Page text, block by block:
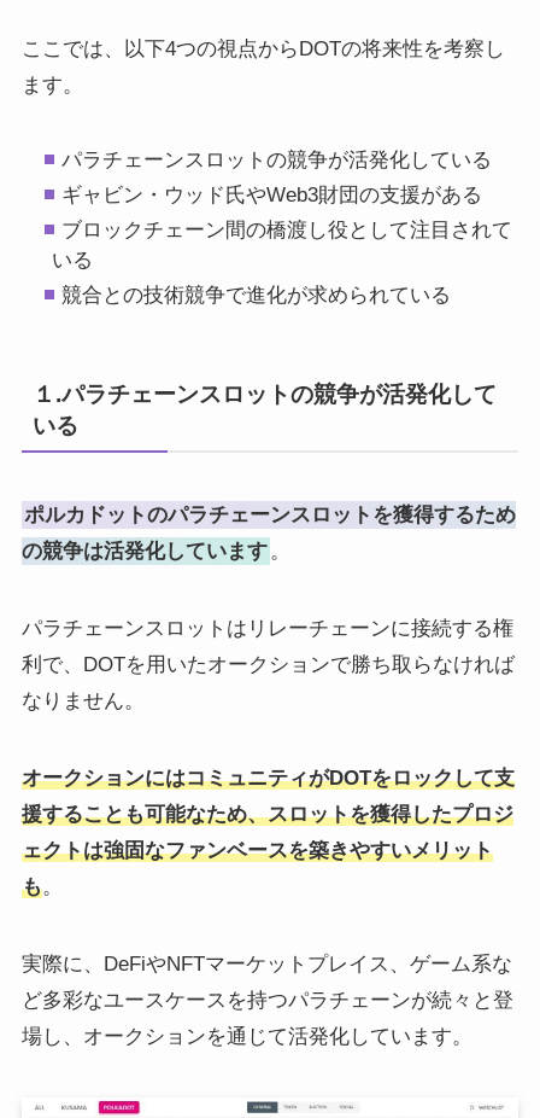
ここでは、以下4つの視点からDOTの将来性を考察し
ます。
パラチェーンスロットの競争が活発化している
ギャビン・ウッド氏やWeb3財団の支援がある
ブロックチェーン間の橋渡し役として注目されて
いる
競合との技術競争で進化が求められている
１.パラチェーンスロットの競争が活発化して
いる
ポルカドットのパラチェーンスロットを獲得するため
の競争は活発化しています。
パラチェーンスロットはリレーチェーンに接続する権
利で、DOTを用いたオークションで勝ち取らなければ
なりません。
オークションにはコミュニティがDOTをロックして支
援することも可能なため、スロットを獲得したプロジ
ェクトは強固なファンベースを築きやすいメリット
も。
実際に、DeFiやNFTマーケットプレイス、ゲーム系な
ど多彩なユースケースを持つパラチェーンが続々と登
場し、オークションを通じて活発化しています。